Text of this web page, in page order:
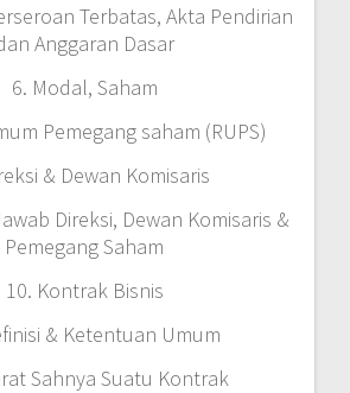
Terbatas, Akta Pendirian
Anggaran Dasar
6. Modal, Saham
Pemegang saham (RUPS)
& Dewan Komisaris
Direksi, Dewan Komisaris &
Pemegang Saham
10. Kontrak Bisnis
& Ketentuan Umum
Sahnya Suatu Kontrak